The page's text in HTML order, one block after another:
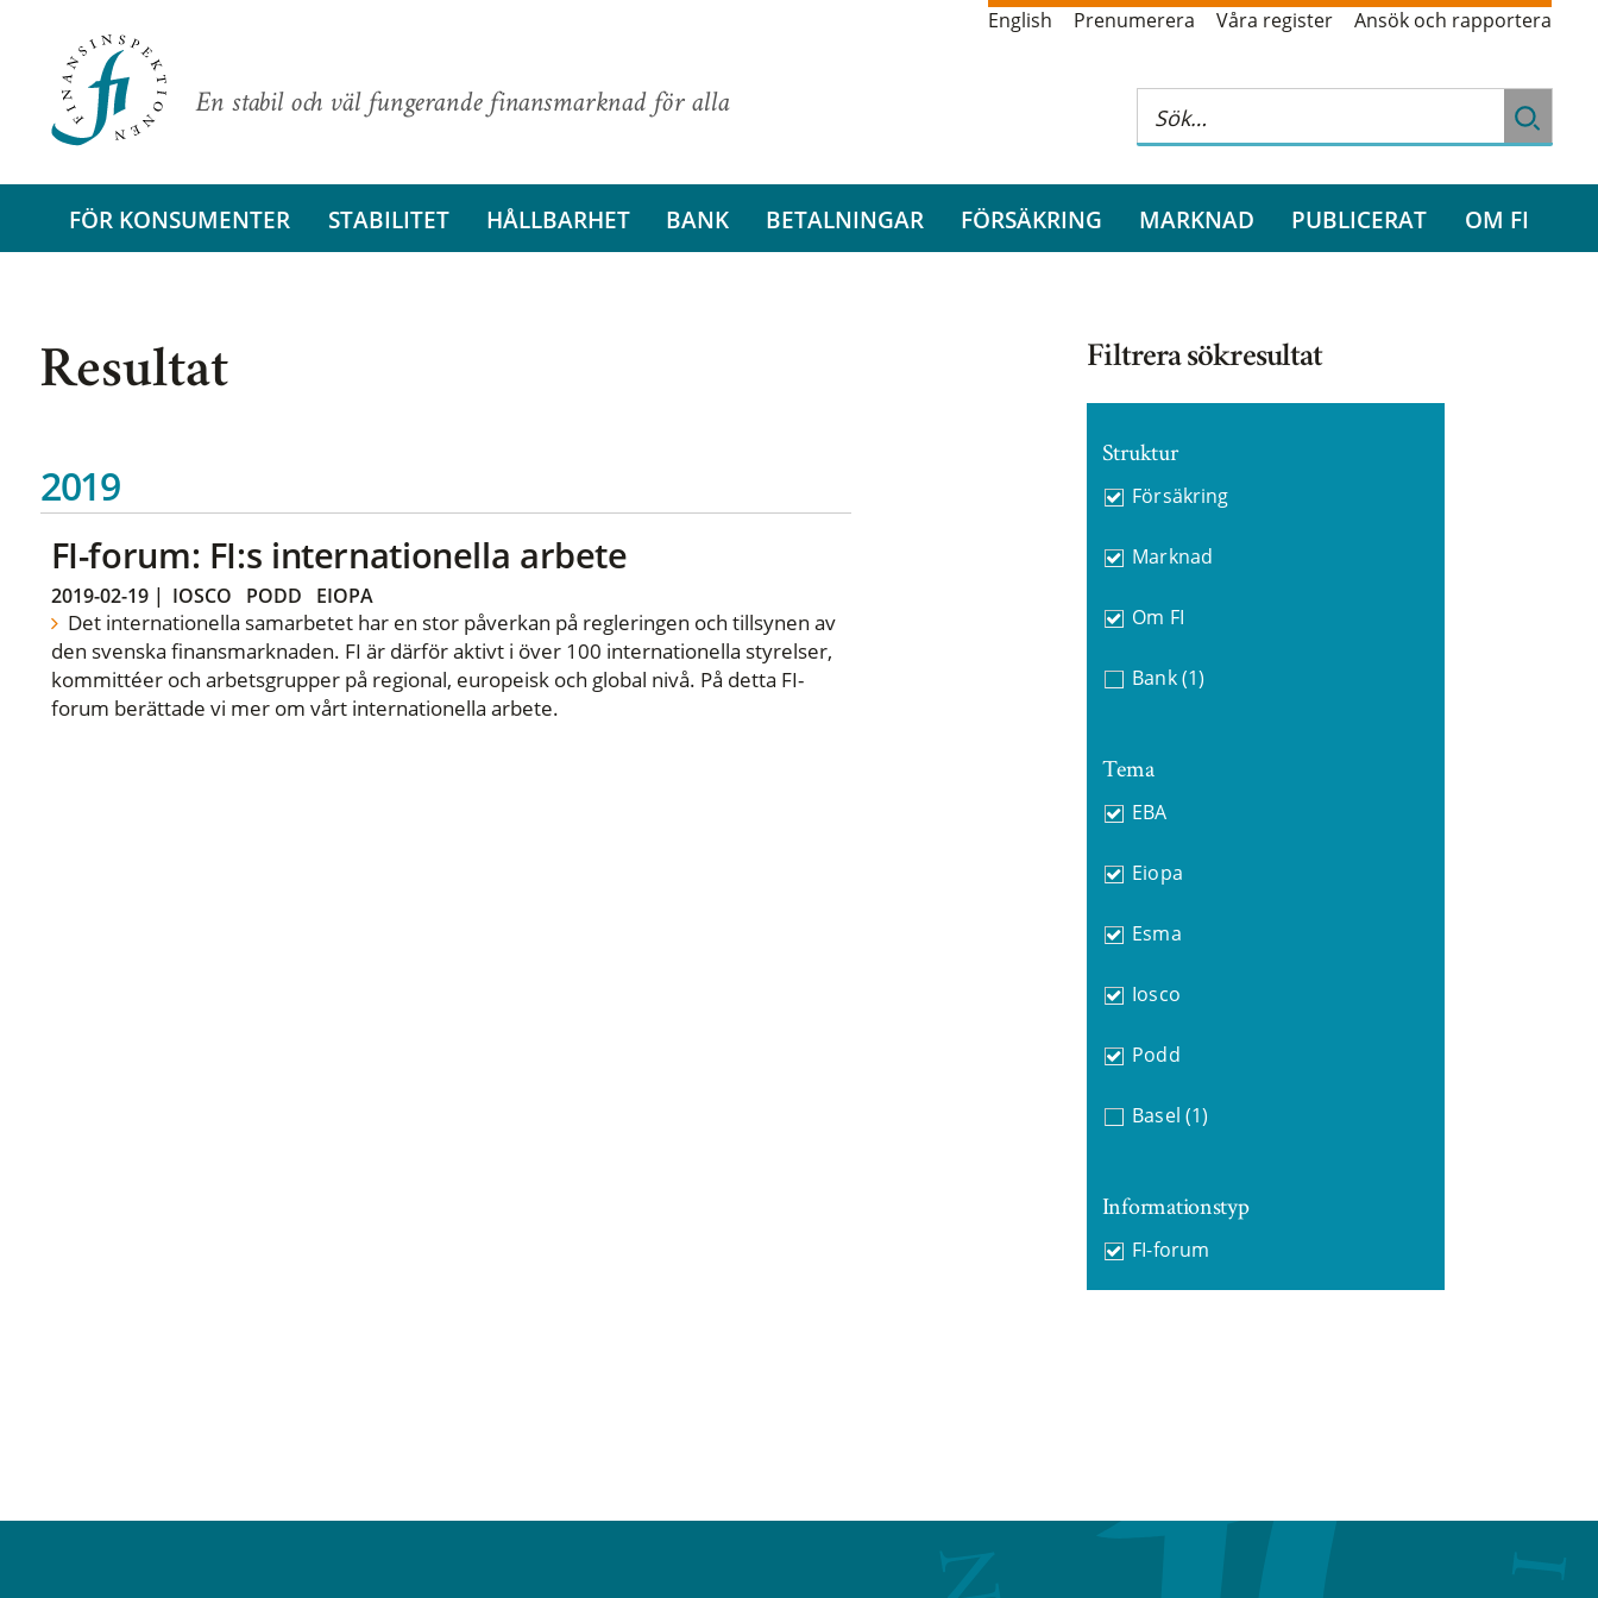
En stabil och väl fungerande finansmarknad för alla
English Prenumerera Våra register Ansök och rapportera
FÖR KONSUMENTER STABILITET HÅLLBARHET BANK BETALNINGAR FÖRSÄKRING MARKNAD PUBLICERAT OM FI
Resultat
2019
FI-forum: FI:s internationella arbete
2019-02-19| IOSCO PODD EIOPA
Det internationella samarbetet har en stor påverkan på regleringen och tillsynen av
den svenska finansmarknaden. FI är därför aktivt i över 100 internationella styrelser,
kommittéer och arbetsgrupper på regional, europeisk och global nivå. På detta FI-
forum berättade vi mer om vårt internationella arbete.
Filtrera sökresultat
Struktur
Försäkring
Marknad
Om FI
Bank (1)
Tema
EBA
Eiopa
Esma
Iosco
Podd
Basel (1)
Informationstyp
FI-forum